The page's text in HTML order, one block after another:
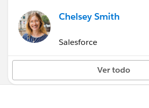
Chelsey Smith
Salesforce
Ver todo